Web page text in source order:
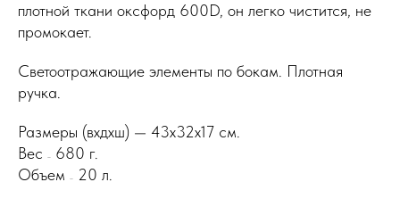
плотной ткани оксфорд 600D, он легко чистится, не
промокает.
Светоотражающие элементы по бокам. Плотная
ручка.
Размеры (вxдxш) — 43x32x17 см.
Вес
—
680 г.
Объем
— 20 л.